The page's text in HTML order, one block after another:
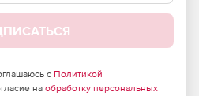
с Политикой
на обработку персональных